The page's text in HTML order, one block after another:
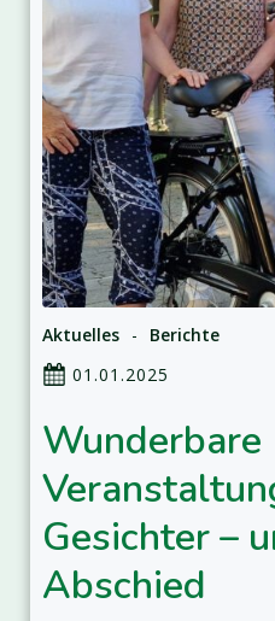
Aktuelles -
Berichte
01.01.2025
Wunderbare
Gesichter –
Abschied